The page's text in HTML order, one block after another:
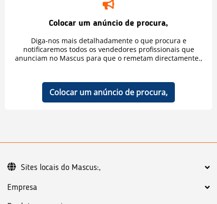
Colocar um anúncio de procura,
Diga-nos mais detalhadamente o que procura e
notificaremos todos os vendedores profissionais que
anunciam no Mascus para que o remetam directamente.,
Colocar um anúncio de procura,
Empresa
Sites locais do Mascus:,